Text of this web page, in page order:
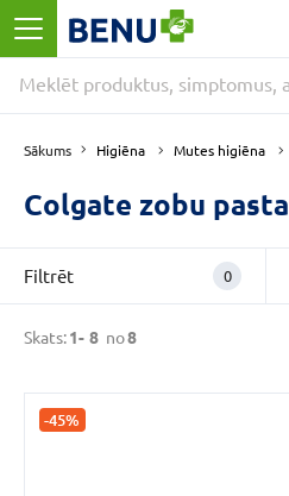
Sākums Higiēna Mutes higiēna
FiltrētNoņemt
filtrus
Kategorijas
E
-
APTIEKA
(8)
Higiēna
(8)
Mutes
higiēna
(8)
Colgate zobu pasta
Skats:1- 8 no8
Filtrēt 0
-45%